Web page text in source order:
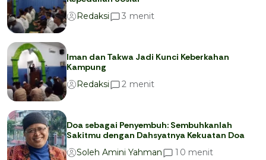
Redaksi
3 menit
Iman dan Takwa Jadi Kunci Keberkahan
Kampung
Redaksi
2 menit
Doa sebagai Penyembuh: Sembuhkanlah
Sakitmu dengan Dahsyatnya Kekuatan Doa
Soleh Amini Yahman
1 0 menit